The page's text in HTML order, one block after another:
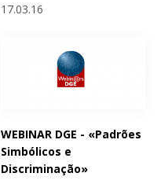
17.03.16
WEBINAR DGE - «Padrões
Simbólicos e
Discriminação»